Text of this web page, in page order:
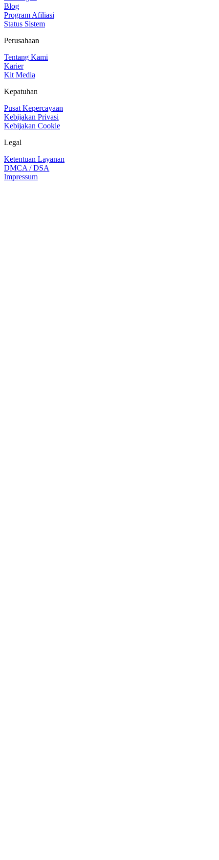
Blog
Program Afiliasi
Status Sistem
Perusahaan
Tentang Kami
Karier
Kit Media
Kepatuhan
Pusat Kepercayaan
Kebijakan Privasi
Kebijakan Cookie
Legal
Ketentuan Layanan
DMCA / DSA
Impressum